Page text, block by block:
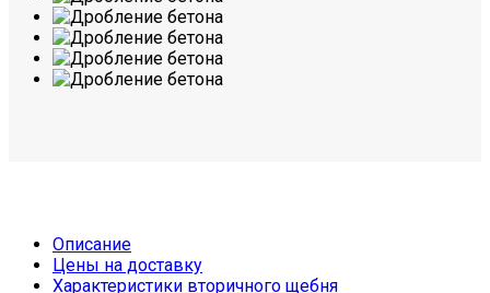
Описание
Цены на доставку
Характеристики вторичного щебня